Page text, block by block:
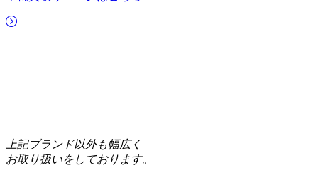
上記ブランド以外も幅広く
お取り扱いをしております。